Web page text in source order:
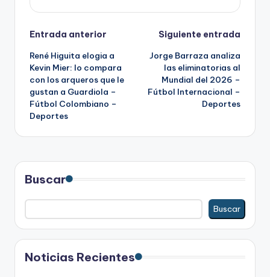
Navegación
de
entradas
Entrada anterior
René Higuita elogia a
Kevin Mier: lo compara
con los arqueros que le
gustan a Guardiola –
Fútbol Colombiano –
Deportes
Siguiente entrada
Jorge Barraza analiza
las eliminatorias al
Mundial del 2026 –
Fútbol Internacional –
Deportes
Buscar
Buscar
Noticias Recientes